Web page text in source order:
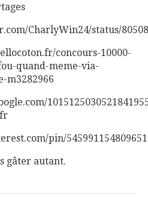
CharlyWin24/status/
concours-10000-
quand-meme-via-
m3282966
pin/
gâter autant.